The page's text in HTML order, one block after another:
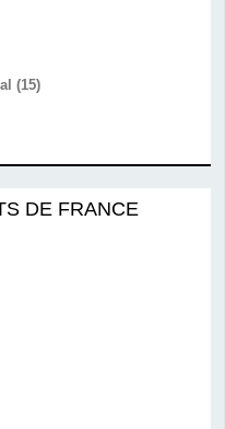
(15)
DE FRANCE